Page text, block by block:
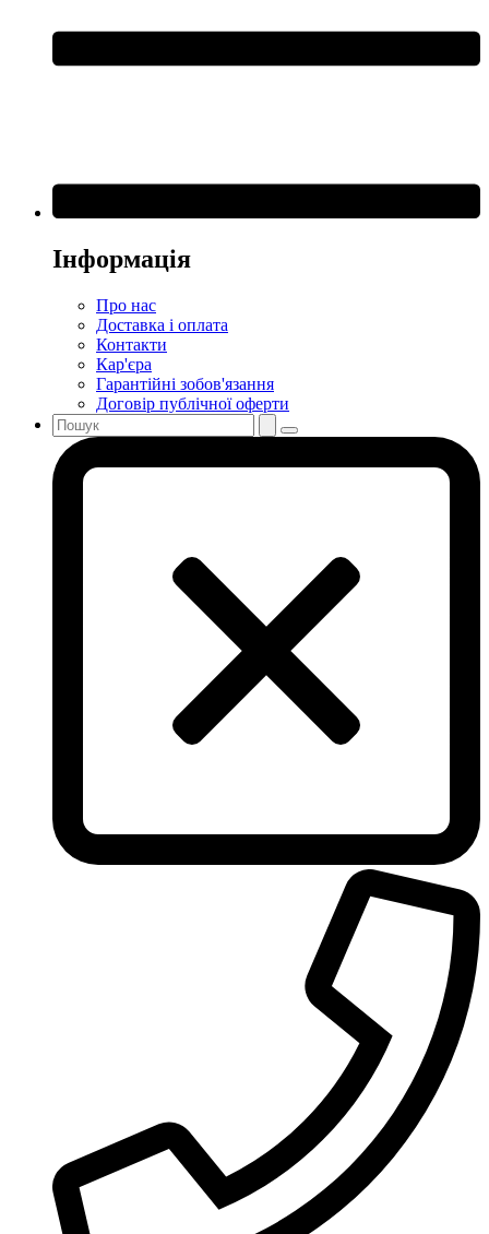
Інформація
Про нас
Доставка і оплата
Контакти
Кар'єра
Гарантійні зобов'язання
Договір публічної оферти